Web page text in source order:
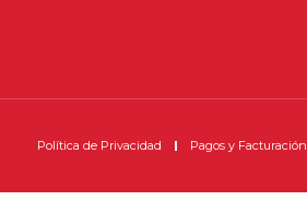
Política de Privacidad Pagos y Facturación